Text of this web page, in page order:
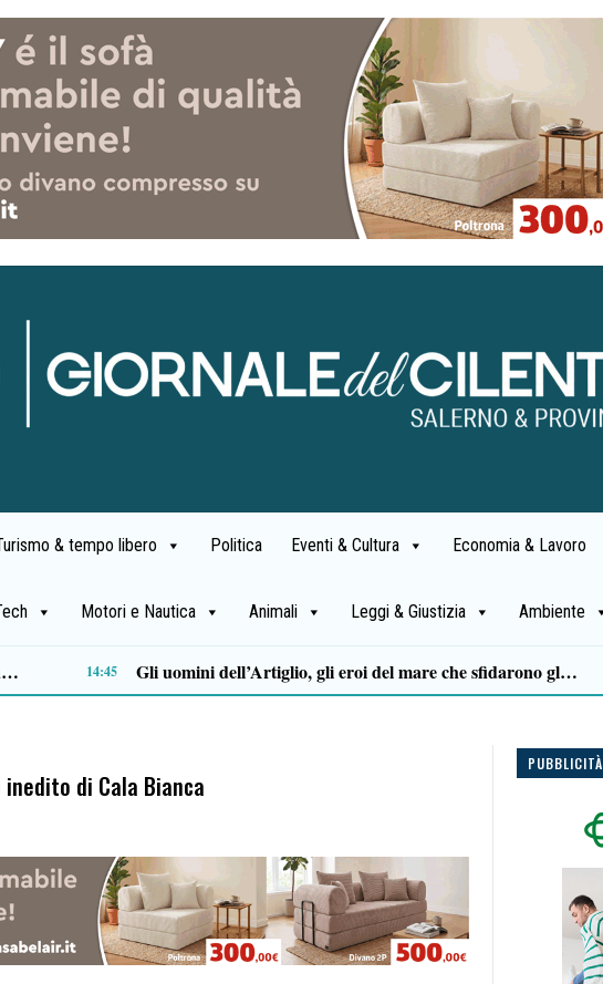
& tempo libero Politica Eventi & Cultura Economia & Lavoro
Motori e Nautica Animali Leggi & Giustizia Ambiente
Stipendi incompleti al Dea di Nocera, Pagani e Scafati. Nursind: «Chi sbaglia deve risponderne» 12:08
di Cala Bianca
PUBBLICITÀ